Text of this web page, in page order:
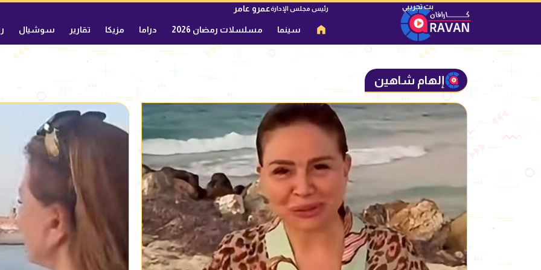
رئيس مجلس الإدارةعمرو عامر
سينما مسلسلات رمضان 2026 دراما مزيكا تقارير سوشيال
إلهام شاهين